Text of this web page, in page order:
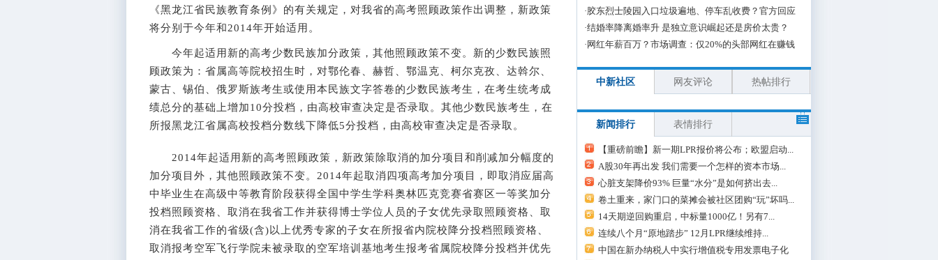
《黑龙江省民族教育条例》的有关规定，对我省的高考照顾政策作出调整，新政策
将分别于今年和2014年开始适用。
今年起适用新的高考少数民族加分政策，其他照顾政策不变。新的少数民族照
顾政策为：省属高等院校招生时，对鄂伦春、赫哲、鄂温克、柯尔克孜、达斡尔、
蒙古、锡伯、俄罗斯族考生或使用本民族文字答卷的少数民族考生，在考生统考成
绩总分的基础上增加10分投档，由高校审查决定是否录取。其他少数民族考生，在
所报黑龙江省属高校投档分数线下降低5分投档，由高校审查决定是否录取。
2014年起适用新的高考照顾政策，新政策除取消的加分项目和削减加分幅度的
加分项目外，其他照顾政策不变。2014年起取消四项高考加分项目，即取消应届高
中毕业生在高级中等教育阶段获得全国中学生学科奥林匹克竞赛省赛区一等奖加分
投档照顾资格、取消在我省工作并获得博士学位人员的子女优先录取照顾资格、取
消在我省工作的省级(含)以上优秀专家的子女在所报省内院校降分投档照顾资格、
取消报考空军飞行学院未被录取的空军培训基地考生报考省属院校降分投档并优先
·胶东烈士陵园入口垃圾遍地、停车乱收费？官方回应
·结婚率降离婚率升 是独立意识崛起还是房价太贵？
· 网红年薪百万？市场调查：仅20%的头部网红在赚钱
中新社区 网友评论 热帖排行
新闻排行 表情排行
【重磅前瞻】新一期LPR报价将公布；欧盟启动...
A股30年再出发 我们需要一个怎样的资本市场...
心脏支架降价93% 巨量“水分”是如何挤出去...
卷土重来，家门口的菜摊会被社区团购“玩”坏吗...
14天期逆回购重启，中标量1000亿！另有7...
连续八个月“原地踏步” 12月LPR继续维持...
中国在新办纳税人中实行增值税专用发票电子化